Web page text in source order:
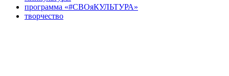
программа «#СВОяКУЛЬТУРА»
творчество